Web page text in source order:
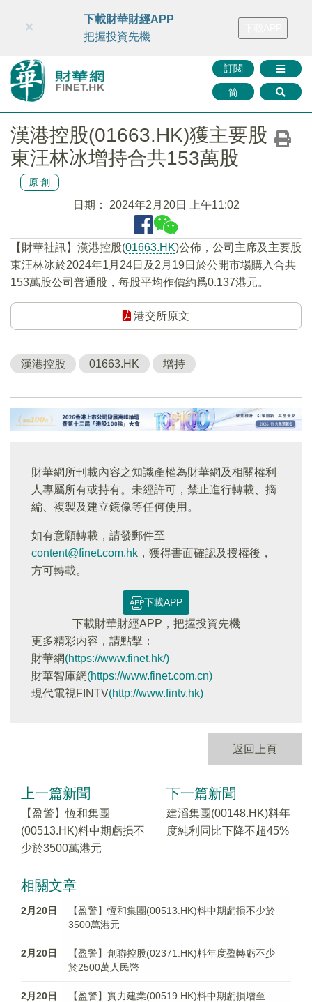
財華智庫網 FINTV FINMETA 財華證券 媒體矩陣
訂閱
简
×
下載財華財經APP
把握投資先機
漢港控股(01663.HK)獲主要股
東汪林冰增持合共153萬股
原創
日期： 2024年2月20日 上午11:02
【財華社訊】漢港控股(01663.HK)公佈，公司主席及主要股
東汪林冰於2024年1月24日及2月19日於公開市場購入合共
153萬股公司普通股，每股平均作價約爲0.137港元。
港交所原文
漢港控股 01663.HK 增持
財華網所刊載內容之知識產權為財華網及相關權利
人專屬所有或持有。未經許可，禁止進行轉載、摘
編、複製及建立鏡像等任何使用。
如有意願轉載，請發郵件至
content@finet.com.hk ，獲得書面確認及授權後，
方可轉載。
下載APP
下載財華財經APP，把握投資先機
更多精彩内容，請點擊：
財華網(https://www.finet.hk/)
財華智庫網(https://www.finet.com.cn)
現代電視FINTV(http://www.fintv.hk)
返回上頁
上一篇新聞
【盈警】恆和集團
(00513.HK)料中期虧損不
少於3500萬港元
下一篇新聞
建滔集團(00148.HK)料年
度純利同比下降不超45%
相關文章
2月20日
【盈警】恆和集團(00513.HK)料中期虧損不少於
3500萬港元
2月20日
【盈警】創聯控股(02371.HK)料年度盈轉虧不少
於2500萬人民幣
2月20日
【盈警】實力建業(00519.HK)料中期虧損增至